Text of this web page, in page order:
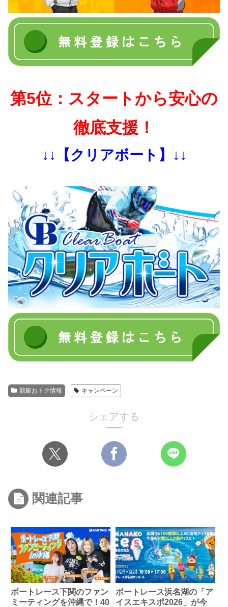
第5位：スタートから安心の
徹底支援！
↓↓【クリアボート】↓↓
競艇おトク情報 キャンペーン
シェアする
関連記事
ボートレース下関のファン
ミーティングを沖縄で！40
ボートレース浜名湖の「ア
イスエキスポ2026」が今